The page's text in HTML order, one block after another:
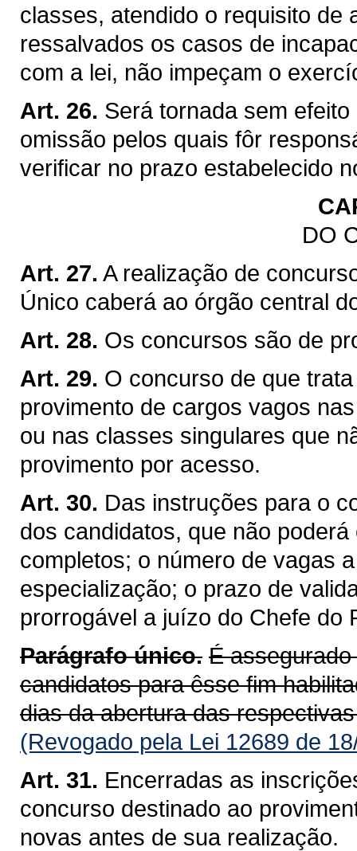
classes, atendido o requisito de
ressalvados os casos de
com a lei, não impeçam o
Art. 26. Será tornada sem
omissão pelos quais fôr
verificar no prazo estabelecido
DO
Art. 27. A realização de
Único caberá ao órgão central
Art. 28. Os concursos são de
Art. 29. O concurso de que
provimento de cargos vagos
ou nas classes singulares que
provimento por acesso.
Art. 30. Das instruções para o
dos candidatos, que não
completos; o número de vagas
especialização; o prazo de
prorrogável a juízo do Chefe do
Parágrafo único. É
candidatos para êsse fim
dias da abertura das
(Revogado pela Lei 12689 de
Art. 31. Encerradas as
concurso destinado ao
novas antes de sua realização.